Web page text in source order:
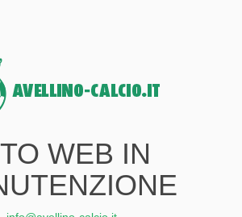
WEB IN